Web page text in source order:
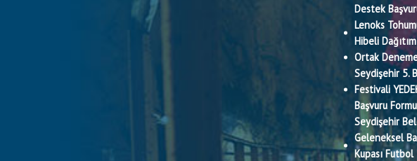
Destek
Lenoks
Hibeli
Ortak
Seydişehir 5.
Festivali
Başvuru Formu
Seydişehir
Geleneksel
Kupası Futbol